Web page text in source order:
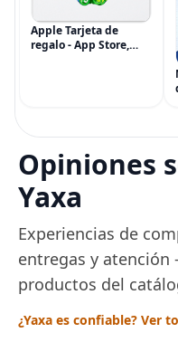
Apple Tarjeta de
regalo - App Store,
Opiniones
Yaxa
Experiencias de
entregas y
productos del
¿Yaxa es confiable? Ver